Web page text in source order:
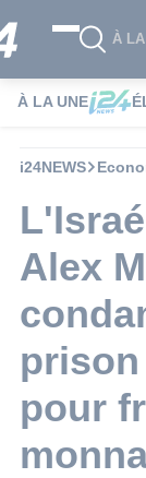
À
À LA UNE
i24NEWS
Alex
pour